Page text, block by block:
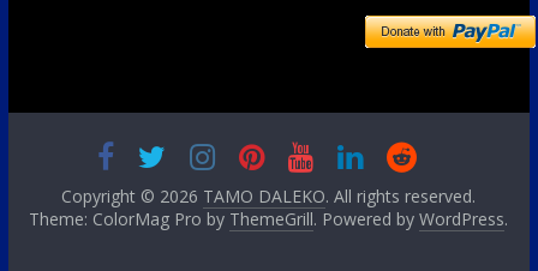
Copyright © 2026 TAMO DALEKO. All rights reserved.
Theme: ColorMag Pro by ThemeGrill. Powered byWordPress.